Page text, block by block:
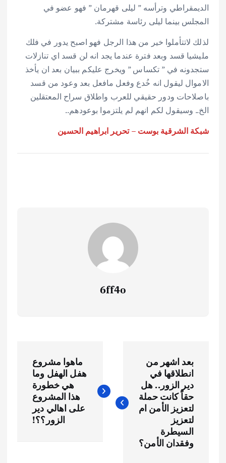
الديمقراطي وترأسه ” ليلى قهرمان ” فهو عضو في
المجلس بينما ليلى رئاسة مشتركة.
لذلك لاتتأملوا خير من هذا الرجل فهو اصبح يدور في فلك
مليشيا قسد وبعد فترة عندما يجد انه لن قسد اي تنازلات
ستجدونه في ” تكساس ” ويخرج عليكم ببيان بعد ان يأخذ
الاموال ليقول انه خُدع وفعل مافعل بعد وعود من قسد
باصلاحات ودور حقيقي للعرب واطلاق سراح المعتقلين
الخ.. وسيقول لكم انهم لم يلتزموا بوعودهم..
شبكة الشرقية بوست – تحرير ابراهيم الحسين
6ff4o
ص
بعد اشهر من
انطلاقها في
دير الزور.. هل
حقاً كانت حملة
لتعزيز الأمن ام
لتعزيز
السيطرة
وفقدان الأمن؟
ماهوا مشروع
هفل الهفل وما
هي خطورة
هذا المشروع
على اهالي دير
الزور؟؟!